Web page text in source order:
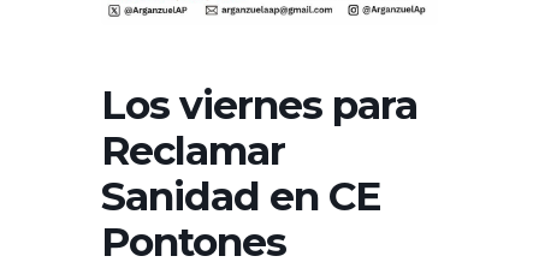
Los viernes para
Reclamar
Sanidad en CE
Pontones